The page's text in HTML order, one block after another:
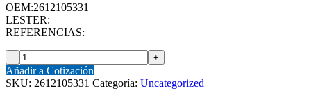
OEM:2612105331
LESTER:
REFERENCIAS:
MANGUERA
(2612105331)
MANGUERA
Añadir a Cotización
SKU: 2612105331 Categoría: Uncategorized